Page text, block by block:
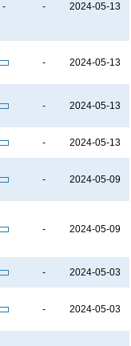
- - 2024-05-13
- 2024-05-13
- 2024-05-13
- 2024-05-13
- 2024-05-09
- 2024-05-09
- 2024-05-03
- 2024-05-03